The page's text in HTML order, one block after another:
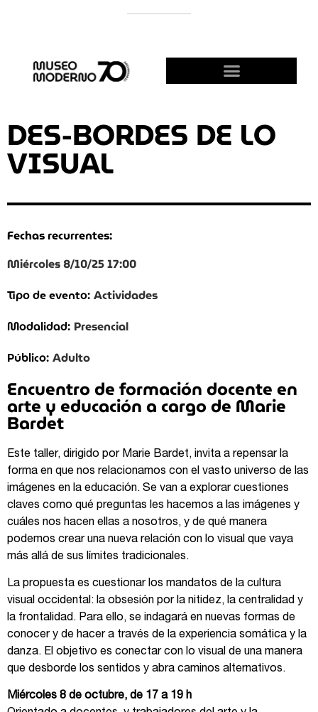
DES-BORDES DE LO
VISUAL
Fechas recurrentes:
Miércoles 8/10/25 17:00
Tipo de evento: Actividades
Modalidad: Presencial
Público: Adulto
Encuentro de formación docente en
arte y educación a cargo de Marie
Bardet
Este taller, dirigido por Marie Bardet, invita a repensar la
forma en que nos relacionamos con el vasto universo de las
imágenes en la educación. Se van a explorar cuestiones
claves como qué preguntas les hacemos a las imágenes y
cuáles nos hacen ellas a nosotros, y de qué manera
podemos crear una nueva relación con lo visual que vaya
más allá de sus límites tradicionales.
La propuesta es cuestionar los mandatos de la cultura
visual occidental: la obsesión por la nitidez, la centralidad y
la frontalidad. Para ello, se indagará en nuevas formas de
conocer y de hacer a través de la experiencia somática y la
danza. El objetivo es conectar con lo visual de una manera
que desborde los sentidos y abra caminos alternativos.
Miércoles 8 de octubre, de 17 a 19 h